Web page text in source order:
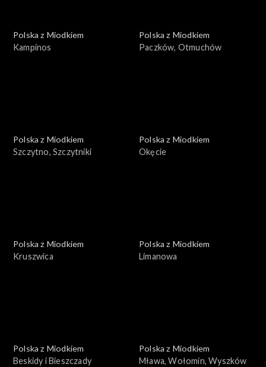
Polska z Miodkiem
Kampinos
Polska z Miodkiem
Paczków, Otmuchów
Polska z Miodkiem
Szczytno, Szczytniki
Polska z Miodkiem
Okęcie
Polska z Miodkiem
Kruszwica
Polska z Miodkiem
Limanowa
Polska z Miodkiem
Beskidy i Bieszczady
Polska z Miodkiem
Mława, Wołomin, Wyszków